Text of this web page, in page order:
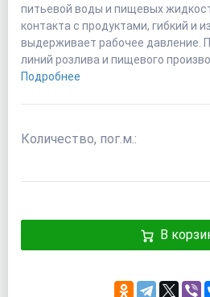
питьевой воды и пищевых
контакта с продуктами, гибкий и
выдерживает рабочее давление.
линий розлива и пищевого
Подробнее
Количество, пог.м.:
В